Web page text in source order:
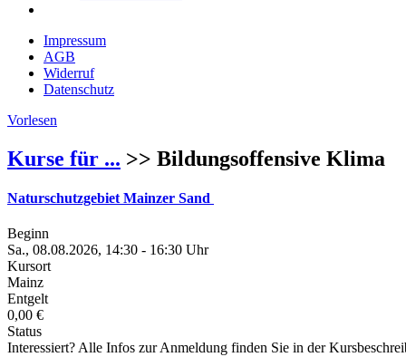
Impressum
AGB
Widerruf
Datenschutz
Vorlesen
Kurse für ... >> Bildungsoffensive Klima
Naturschutzgebiet Mainzer Sand
Beginn
Sa., 08.08.2026, 14:30 - 16:30 Uhr
Kursort
Mainz
Entgelt
0,00 €
Status
Interessiert? Alle Infos zur Anmeldung finden Sie in der